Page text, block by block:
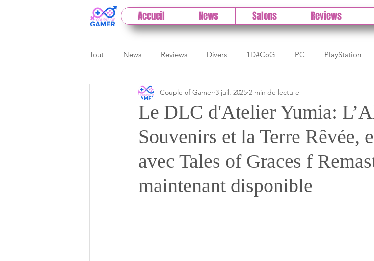
Accueil News Salons Reviews
Tout News Reviews Divers 1D#CoG PC PlayStation
Previews Cloud Test indé DLC
Paris Games Week Early Access Test 1DCoG Test Xbox
Le DLC d'Atelier Yumia:
Souvenirs et la Terre Rêvée,
avec Tales of Graces f
maintenant disponible
Couple of Gamer 3 juil. 2025 2 min de lecture